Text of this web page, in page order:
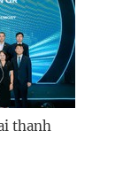
thanh